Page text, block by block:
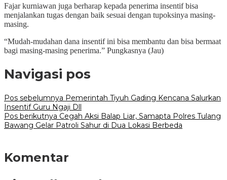
Fajar kurniawan juga berharap kepada penerima insentif bisa
menjalankan tugas dengan baik sesuai dengan tupoksinya masing-
masing.
“Mudah-mudahan dana insentif ini bisa membantu dan bisa bermaat
bagi masing-masing penerima.” Pungkasnya (Jau)
Navigasi pos
Pos sebelumnya Pemerintah Tiyuh Gading Kencana Salurkan
Insentif Guru Ngaji Dll
Pos berikutnya Cegah Aksi Balap Liar, Samapta Polres Tulang
Bawang Gelar Patroli Sahur di Dua Lokasi Berbeda
Komentar